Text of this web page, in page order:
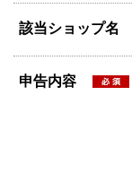
該当ショップ名
申告内容